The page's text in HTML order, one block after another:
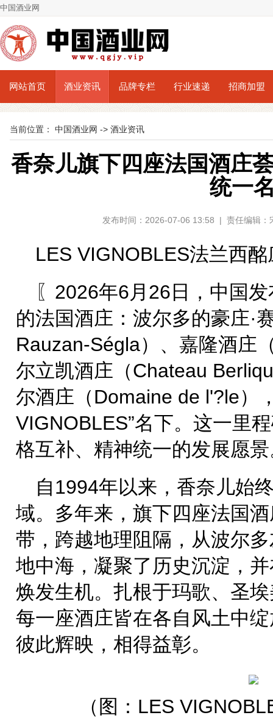
中国酒业网
网站首页 酒业资讯 品牌专栏 行业速递 招商加盟
当前位置： 中国酒业网 -> 酒业资讯
香奈儿旗下四座法国酒庄
统一
发布时间：2026-07-06 13:58 | 责任编辑
LES VIGNOBLES法兰西
〖2026年6月26日，中国
的法国酒庄：波尔多的豪庄·
Rauzan-Ségla）、嘉隆酒庄
尔立凯酒庄（Chateau
尔酒庄（Domaine de l'?le）
VIGNOBLES”名下。这一里
格互补、精神统一的发展愿
自1994年以来，香奈儿始
域。多年来，旗下四座法国
带，跨越地理阻隔，从波尔
地中海，凝聚了历史沉淀，
焕发生机。扎根于玛歌、圣
每一座酒庄皆在各自风土中
彼此辉映，相得益彰。
（图：LES